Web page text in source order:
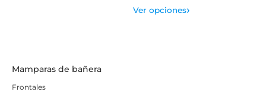
Ver opciones›
Mamparas de bañera
Frontales